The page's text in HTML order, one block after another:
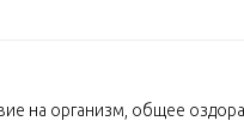
на организм, общее